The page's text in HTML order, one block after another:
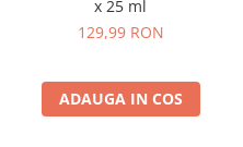
x 25 ml
129,99 RON
ADAUGA IN COS